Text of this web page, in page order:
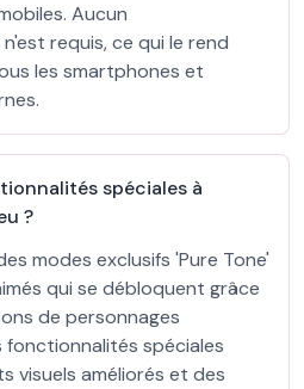
Aucun
requis, ce qui le rend
les smartphones et
spéciales à
?
modes exclusifs 'Pure Tone'
qui se débloquent grâce
de personnages
fonctionnalités spéciales
visuels améliorés et des